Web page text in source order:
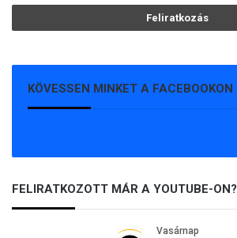
KÖVESSEN MINKET A FACEBOOKON
FELIRATKOZOTT MÁR A YOUTUBE-ON?